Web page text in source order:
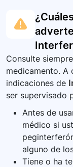
Consulte
medicamento. A
indicaciones de
ser supervisado
Antes de
médico si
alguno de
Tiene o ha